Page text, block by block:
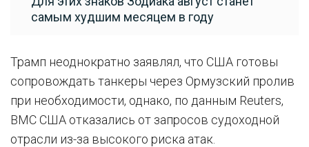
самым худшим месяцем в году
Трамп неоднократно заявлял, что США готовы
сопровождать танкеры через Ормузский пролив
при необходимости, однако, по данным Reuters,
ВМС США отказались от запросов судоходной
отрасли из-за высокого риска атак.